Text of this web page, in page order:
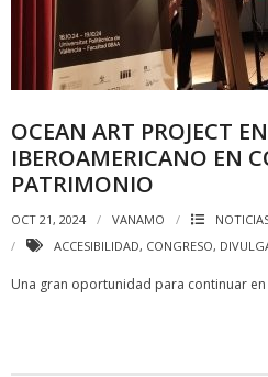
OCEAN ART PROJECT
IBEROAMERICANO EN
PATRIMONIO
OCT 21, 2024 VANAMO
ACCESIBILIDAD, CONGRESO,
Una gran oportunidad para continuar